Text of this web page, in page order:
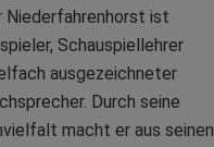
Niederfahrenhorst ist
Schauspiellehrer
ausgezeichneter
Durch seine
macht er aus seinen